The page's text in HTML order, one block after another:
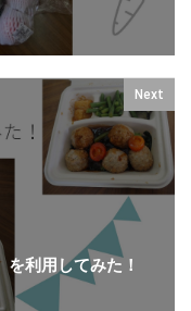
Next
利用してみた！